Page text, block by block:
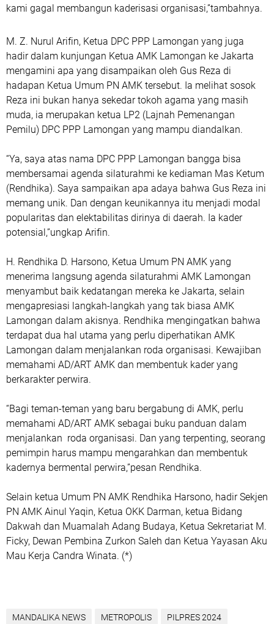
kami gagal membangun kaderisasi organisasi,”tambahnya.
M. Z. Nurul Arifin, Ketua DPC PPP Lamongan yang juga
hadir dalam kunjungan Ketua AMK Lamongan ke Jakarta
mengamini apa yang disampaikan oleh Gus Reza di
hadapan Ketua Umum PN AMK tersebut. Ia melihat sosok
Reza ini bukan hanya sekedar tokoh agama yang masih
muda, ia merupakan ketua LP2 (Lajnah Pemenangan
Pemilu) DPC PPP Lamongan yang mampu diandalkan.
“Ya, saya atas nama DPC PPP Lamongan bangga bisa
membersamai agenda silaturahmi ke kediaman Mas Ketum
(Rendhika). Saya sampaikan apa adaya bahwa Gus Reza ini
memang unik. Dan dengan keunikannya itu menjadi modal
popularitas dan elektabilitas dirinya di daerah. Ia kader
potensial,”ungkap Arifin.
H. Rendhika D. Harsono, Ketua Umum PN AMK yang
menerima langsung agenda silaturahmi AMK Lamongan
menyambut baik kedatangan mereka ke Jakarta, selain
mengapresiasi langkah-langkah yang tak biasa AMK
Lamongan dalam akisnya. Rendhika mengingatkan bahwa
terdapat dua hal utama yang perlu diperhatikan AMK
Lamongan dalam menjalankan roda organisasi. Kewajiban
memahami AD/ART AMK dan membentuk kader yang
berkarakter perwira.
“Bagi teman-teman yang baru bergabung di AMK, perlu
memahami AD/ART AMK sebagai buku panduan dalam
menjalankan roda organisasi. Dan yang terpenting, seorang
pemimpin harus mampu mengarahkan dan membentuk
kadernya bermental perwira,”pesan Rendhika.
Selain ketua Umum PN AMK Rendhika Harsono, hadir Sekjen
PN AMK Ainul Yaqin, Ketua OKK Darman, ketua Bidang
Dakwah dan Muamalah Adang Budaya, Ketua Sekretariat M.
Ficky, Dewan Pembina Zurkon Saleh dan Ketua Yayasan Aku
Mau Kerja Candra Winata. (*)
MANDALIKA NEWS METROPOLIS PILPRES 2024